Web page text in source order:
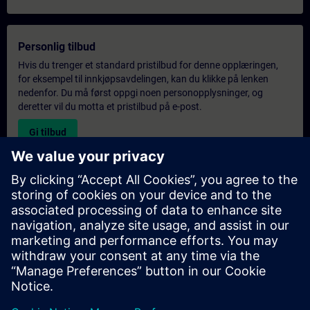
Personlig tilbud
Hvis du trenger et standard pristilbud for denne opplæringen,
for eksempel til innkjøpsavdelingen, kan du klikke på lenken
nedenfor. Du må først oppgi noen personopplysninger, og
deretter vil du motta et pristilbud på e-post.
Gi tilbud
Forespørsel om eksklusiv opplæring
Fyll ut skjemaet nedenfor hvis du ønsker et tilbud på et
eksklusivt kurs, enten på stedet, virtuelt eller på vårt SITRAIN-
kurssenter. Denne typen forespørsel passer for større grupper (6
personer eller flere). Etter at du har oppgitt kontaktinformasjon
og kursbehov, vil du motta et tilbud fra oss.
Be om eksklusivt tilbud